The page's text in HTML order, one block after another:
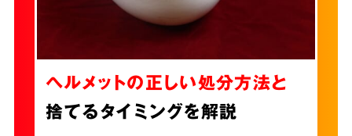
ヘルメットの正しい処分方法と
捨てるタイミングを解説